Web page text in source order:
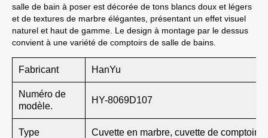
salle de bain à poser est décorée de tons blancs doux et légers
et de textures de marbre élégantes, présentant un effet visuel
naturel et haut de gamme. Le design à montage par le dessus
convient à une variété de comptoirs de salle de bains.
Fabricant HanYu
Numéro de
modèle.
HY-8069D107
Type Cuvette en marbre, cuvette de comptoir